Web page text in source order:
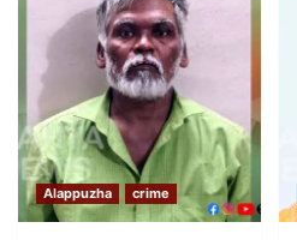
Alappuzha crime